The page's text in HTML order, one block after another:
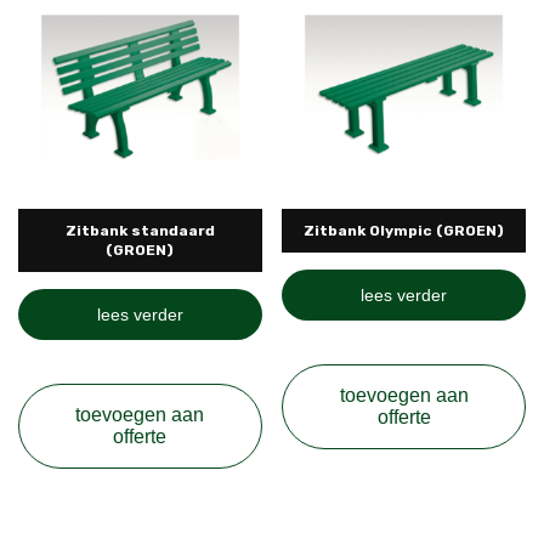
Zitbank standaard
(GROEN)
lees verder
toevoegen aan
offerte
Zitbank Olympic (GROEN)
lees verder
toevoegen aan
offerte